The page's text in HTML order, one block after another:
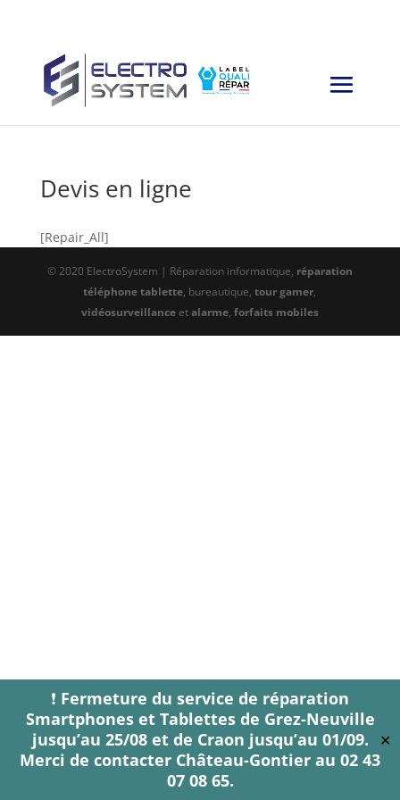
❗ Fermeture du service de réparation
Smartphones et Tablettes de Grez-Neuville
jusqu’au 25/08 et de Craon jusqu’au 01/09.
Merci de contacter Château-Gontier au 02 43
07 08 65.
✕
Devis en ligne
[Repair_All]
© 2020 ElectroSystem | Réparation informatique, réparation
téléphone tablette, bureautique,tour gamer,
vidéosurveillanceetalarme, forfaits mobiles